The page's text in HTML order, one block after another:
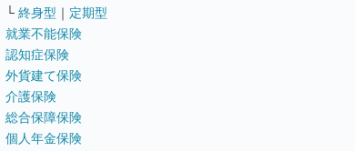
└ 終身型 ｜ 定期型
就業不能保険
認知症保険
外貨建て保険
介護保険
総合保障保険
個人年金保険